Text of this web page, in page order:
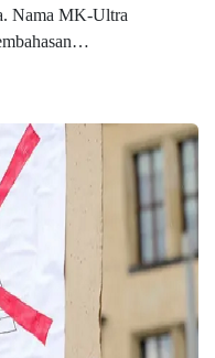
Nama MK-Ultra